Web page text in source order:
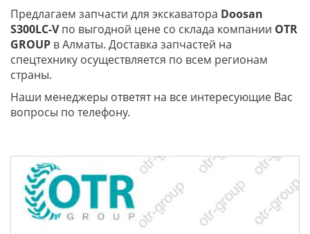
Предлагаем запчасти для экскаватора Doosan
S300LC-Vпо выгодной цене со склада компании OTR
GROUP в Алматы. Доставка запчастей на
спецтехнику осуществляется по всем регионам
страны.
Наши менеджеры ответят на все интересующие Вас
вопросы по телефону.